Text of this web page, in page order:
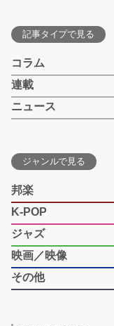
記事タイプで見る
コラム
連載
ニュース
ジャンルで見る
邦楽
K-POP
ジャズ
映画／映像
その他